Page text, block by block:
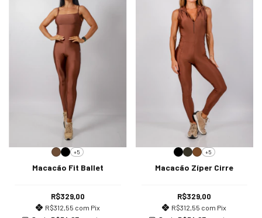
+5
Macacão Fit Ballet
R$329,00
R$312,55 com Pix
+5
Macacão Zíper Cirre
R$329,00
R$312,55 com Pix